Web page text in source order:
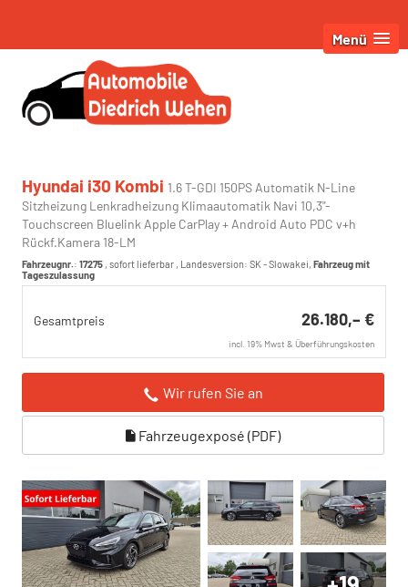
Menü
Hyundai i30 Kombi 1.6 T-GDI 150PS Automatik N-Line
Sitzheizung Lenkradheizung Klimaautomatik Navi 10,3"-
Touchscreen Bluelink Apple CarPlay + Android Auto PDC v+h
Rückf.Kamera 18-LM
Fahrzeugnr.: 17275 , sofort lieferbar , Landesversion: SK - Slowakei, Fahrzeug mit
Tageszulassung
Gesamtpreis 26.180,– €
incl. 19% Mwst & Überführungskosten
Wir rufen Sie an
Fahrzeugexposé (PDF)